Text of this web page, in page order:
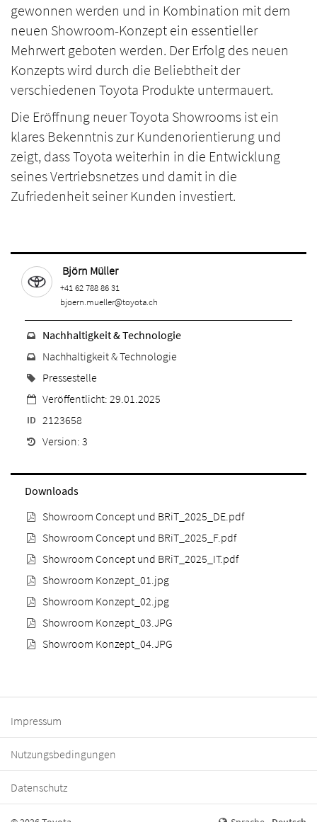
gewonnen werden und in Kombination mit dem
neuen Showroom-Konzept ein essentieller
Mehrwert geboten werden. Der Erfolg des neuen
Konzepts wird durch die Beliebtheit der
verschiedenen Toyota Produkte untermauert.
Die Eröffnung neuer Toyota Showrooms ist ein
klares Bekenntnis zur Kundenorientierung und
zeigt, dass Toyota weiterhin in die Entwicklung
seines Vertriebsnetzes und damit in die
Zufriedenheit seiner Kunden investiert.
Björn Müller
+41 62 788 86 31
bjoern.mueller@toyota.ch
Nachhaltigkeit & Technologie
Nachhaltigkeit & Technologie
Pressestelle
Veröffentlicht: 29.01.2025
ID 2123658
Version: 3
Downloads
Showroom Concept und BRiT_2025_DE.pdf
Showroom Concept und BRiT_2025_F.pdf
Showroom Concept und BRiT_2025_IT.pdf
Showroom Konzept_01.jpg
Showroom Konzept_02.jpg
Showroom Konzept_03.JPG
Showroom Konzept_04.JPG
Impressum
Nutzungsbedingungen
Datenschutz